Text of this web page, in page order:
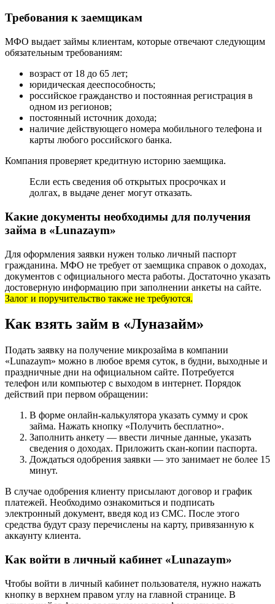
Требования к заемщикам
МФО выдает займы клиентам, которые отвечают следующим
обязательным требованиям:
возраст от 18 до 65 лет;
юридическая дееспособность;
российское гражданство и постоянная регистрация в
одном из регионов;
постоянный источник дохода;
наличие действующего номера мобильного телефона и
карты любого российского банка.
Компания проверяет кредитную историю заемщика.
Если есть сведения об открытых просрочках и
долгах, в выдаче денег могут отказать.
Какие документы необходимы для получения
займа в «Lunazaym»
Для оформления заявки нужен только личный паспорт
гражданина. МФО не требует от заемщика справок о доходах,
документов с официального места работы. Достаточно указать
достоверную информацию при заполнении анкеты на сайте.
Залог и поручительство также не требуются.
Как взять займ в «Луназайм»
Подать заявку на получение микрозайма в компании
«Lunazaym» можно в любое время суток, в будни, выходные и
праздничные дни на официальном сайте. Потребуется
телефон или компьютер с выходом в интернет. Порядок
действий при первом обращении:
В форме онлайн-калькулятора указать сумму и срок
займа. Нажать кнопку «Получить бесплатно».
Заполнить анкету — ввести личные данные, указать
сведения о доходах. Приложить скан-копии паспорта.
Дождаться одобрения заявки — это занимает не более 15
минут.
В случае одобрения клиенту присылают договор и график
платежей. Необходимо ознакомиться и подписать
электронный документ, введя код из СМС. После этого
средства будут сразу перечислены на карту, привязанную к
аккаунту клиента.
Как войти в личный кабинет «Lunazaym»
Чтобы войти в личный кабинет пользователя, нужно нажать
кнопку в верхнем правом углу на главной странице. В